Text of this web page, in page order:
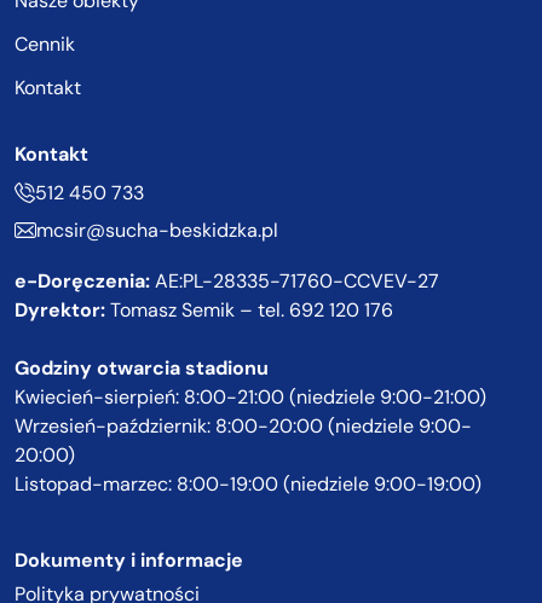
Cennik
Kontakt
Kontakt
512 450 733
mcsir@sucha-beskidzka.pl
e-Doręczenia:AE:PL-28335-71760-CCVEV-27
Dyrektor:Tomasz Semik – tel. 692 120 176
Godziny otwarcia stadionu
Kwiecień-sierpień: 8:00-21:00 (niedziele 9:00-21:00)
Wrzesień-październik: 8:00-20:00 (niedziele 9:00-
20:00)
Listopad-marzec: 8:00-19:00 (niedziele 9:00-19:00)
Dokumenty i informacje
Polityka prywatności